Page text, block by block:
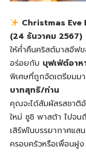
Christmas
(24 ธันวาคม 2567)
ให้ค่ำคืนคริสต์มาสอีฟ
อร่อยกับ บุฟเฟ่ต์อาห
พิเศษที่ถูกจัดเตรียมมา
บาทสุทธิ/ท่าน
คุณจะได้สัมผัสรสชาติ
ใหม่ ซูชิ พาสต้า ไปจ
เสิร์ฟในบรรยากาศแส
ครอบครัวหรือเพื่อนฝูง